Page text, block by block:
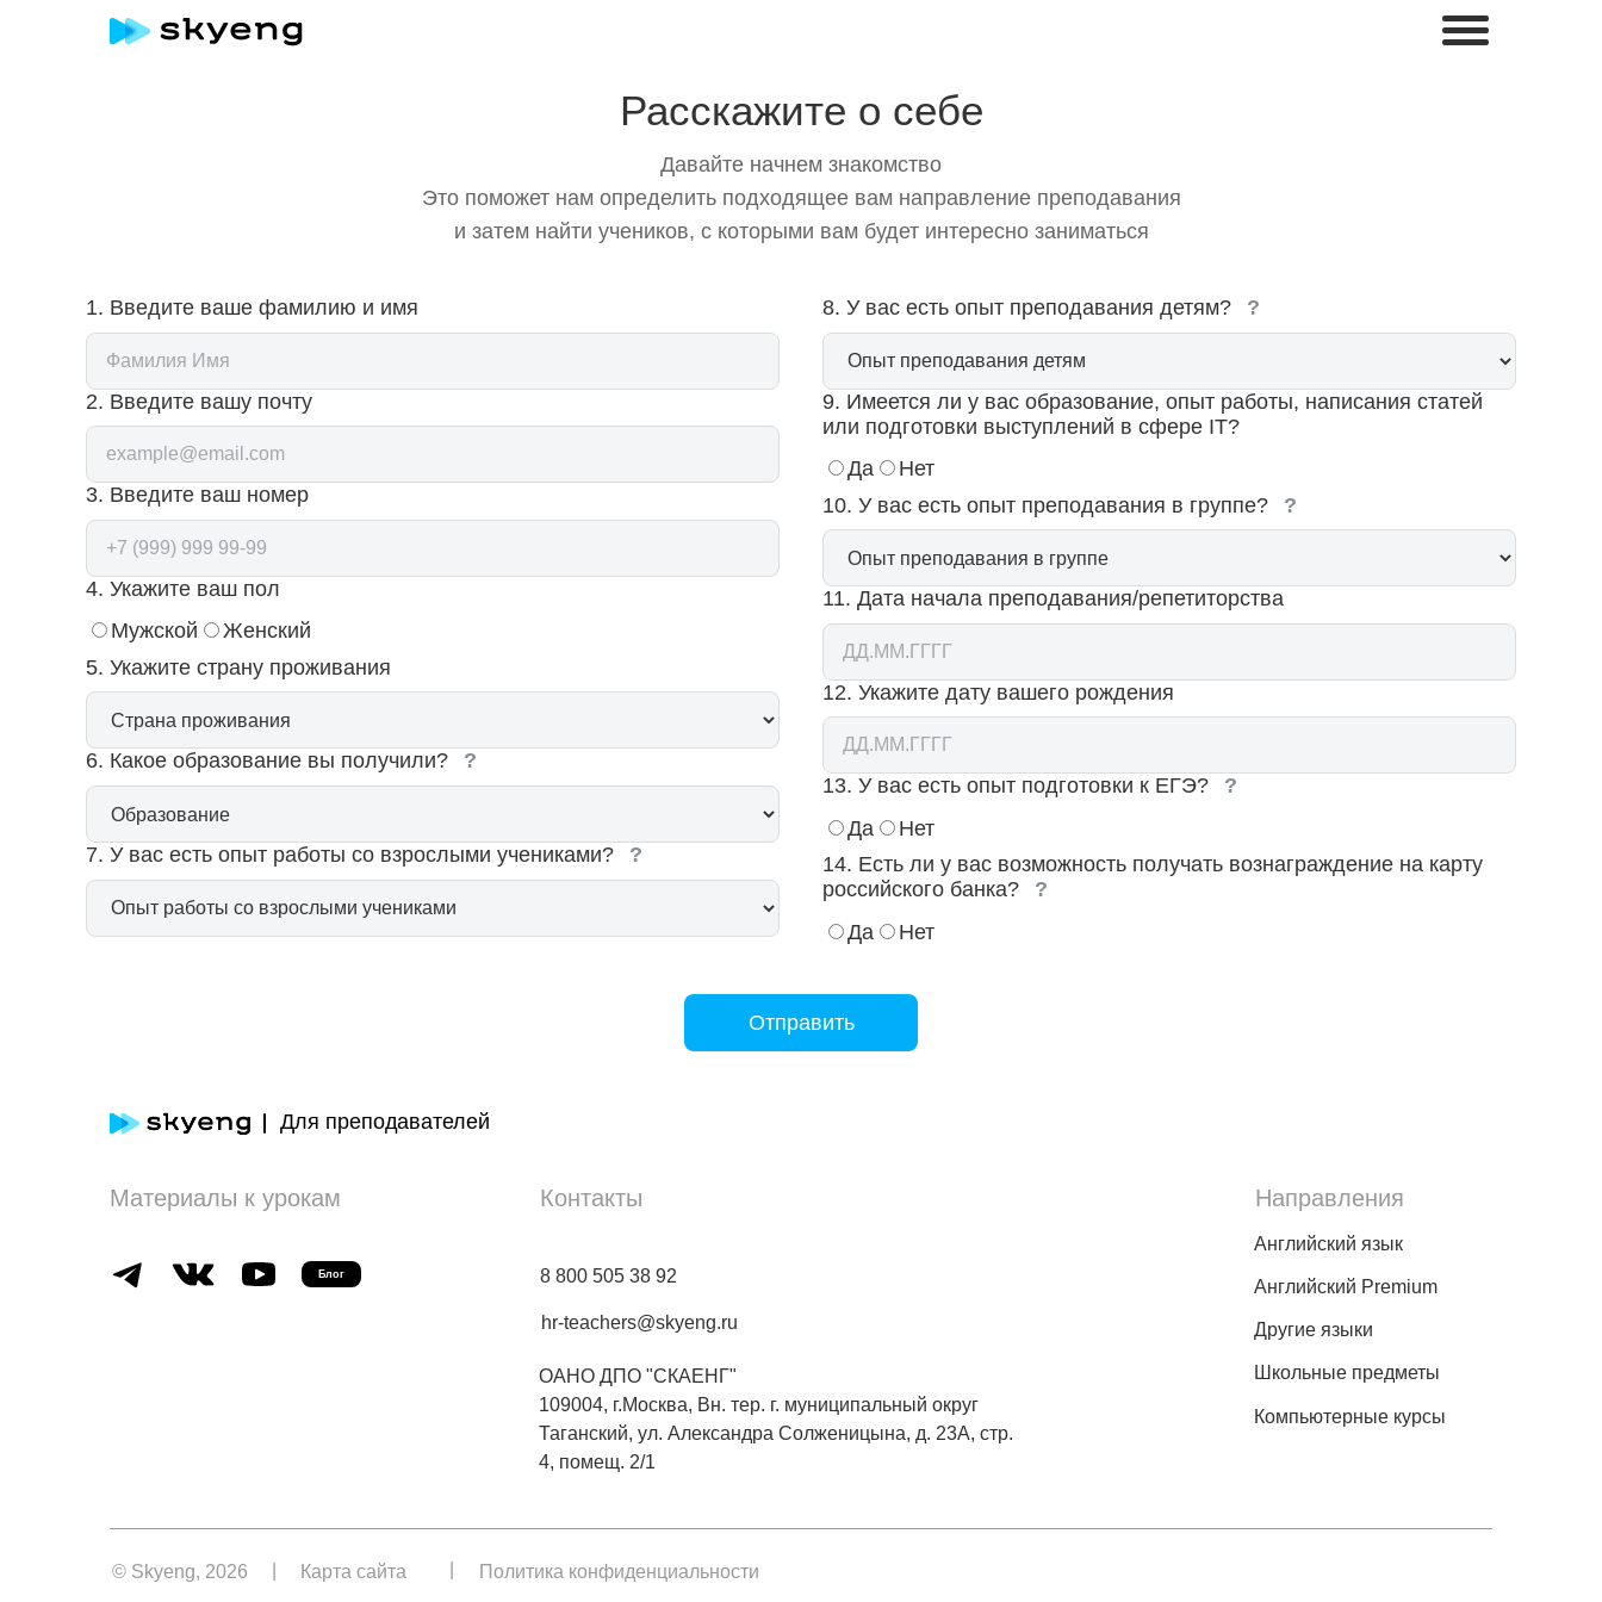
Расскажите о себе
Давайте начнем знакомство
Это поможет нам определить подходящее вам направление преподавания
и затем найти учеников, с которыми вам будет интересно заниматься
1. Введите ваше фамилию и имя
2. Введите вашу почту
3. Введите ваш номер
4. Укажите ваш пол
Мужской
Женский
5. Укажите страну проживания
6. Какое образование вы получили? ?
7. У вас есть опыт работы со взрослыми учениками? ?
8. У вас есть опыт преподавания детям? ?
9. Имеется ли у вас образование, опыт работы, написания статей
или подготовки выступлений в сфере IT?
Да
Нет
10. У вас есть опыт преподавания в группе?
?
11. Дата начала преподавания/репетиторства
12. Укажите дату вашего рождения
13. У вас есть опыт подготовки к ЕГЭ?
?
Да
Нет
14. Есть ли у вас возможность получать вознаграждение на карту
российского банка?
?
Да
Нет
Отправить
Направления
Контакты
Для преподавателей
Материалы к урокам
ОАНО ДПО "СКАЕНГ"
109004, г.Москва, Вн. тер. г. муниципальный округ
Таганский, ул. Александра Солженицына, д. 23А, стр.
4, помещ. 2/1
© Skyeng, 2026
Английский язык
Компьютерные курсы
Школьные предметы
Английский Premium
Другие языки
Карта сайта Политика конфиденциальности
hr-teachers@skyeng.ru
8 800 505 38 92
Блог